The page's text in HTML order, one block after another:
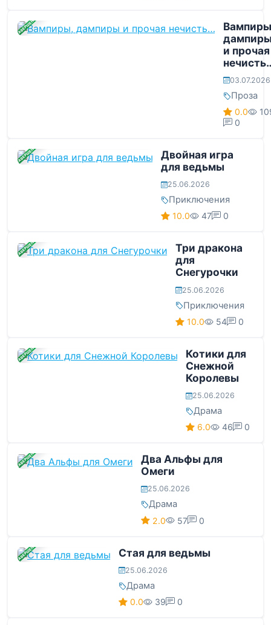
ЗАВЕРШЕНА
и прочая
03.07.2026
Проза
0.0
0
ЗАВЕРШЕНА
Двойная игра
для ведьмы
25.06.2026
Приключения
10.0 47 0
ЗАВЕРШЕНА
Три дракона
для
Снегурочки
25.06.2026
Приключения
10.0 54 0
ЗАВЕРШЕНА
Котики для
Снежной
Королевы
25.06.2026
Драма
6.0 46 0
ЗАВЕРШЕНА
Два Альфы для
Омеги
25.06.2026
Драма
2.0 57 0
ЗАВЕРШЕНА Стая для ведьмы
25.06.2026
Драма
0.0 39 0